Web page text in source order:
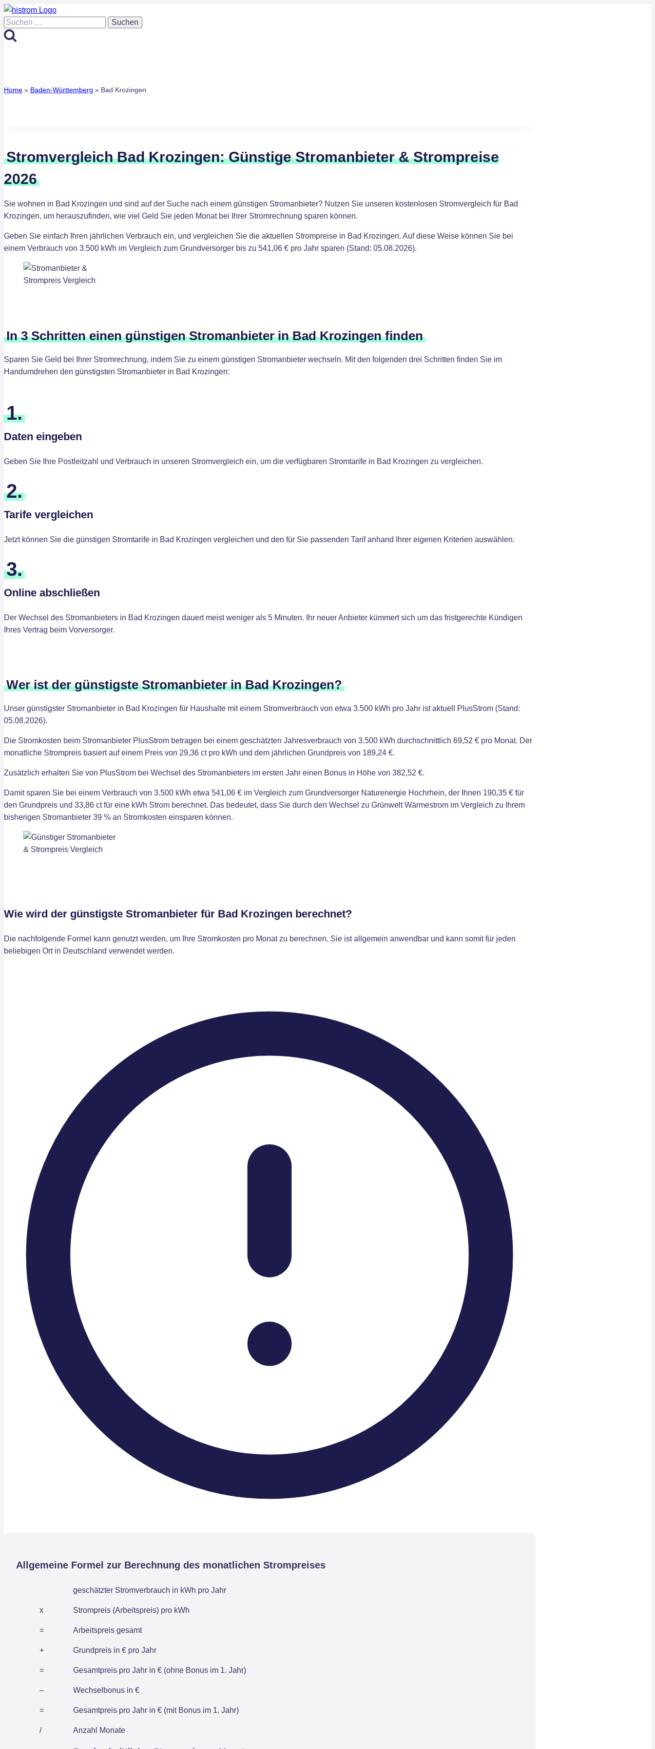
Zum
Inhalt
springen
Suchen
nach:
Home » Baden-Württemberg » Bad Krozingen
Stromvergleich Bad Krozingen: Günstige Stromanbieter & Strompreise
2026
Sie wohnen in Bad Krozingen und sind auf der Suche nach einem günstigen Stromanbieter? Nutzen Sie unseren kostenlosen Stromvergleich für Bad
Krozingen, um herauszufinden, wie viel Geld Sie jeden Monat bei Ihrer Stromrechnung sparen können.
Geben Sie einfach Ihren jährlichen Verbrauch ein, und vergleichen Sie die aktuellen Strompreise in Bad Krozingen. Auf diese Weise können Sie bei
einem Verbrauch von 3.500 kWh im Vergleich zum Grundversorger bis zu 541,06 € pro Jahr sparen (Stand: 05.08.2026).
In 3 Schritten einen günstigen Stromanbieter in Bad Krozingen finden
Sparen Sie Geld bei Ihrer Stromrechnung, indem Sie zu einem günstigen Stromanbieter wechseln. Mit den folgenden drei Schritten finden Sie im
Handumdrehen den günstigsten Stromanbieter in Bad Krozingen:
1.
Daten eingeben
Geben Sie Ihre Postleitzahl und Verbrauch in unseren Stromvergleich ein, um die verfügbaren Stromtarife in Bad Krozingen zu vergleichen.
2.
Tarife vergleichen
Jetzt können Sie die günstigen Stromtarife in Bad Krozingen vergleichen und den für Sie passenden Tarif anhand Ihrer eigenen Kriterien auswählen.
3.
Online abschließen
Der Wechsel des Stromanbieters in Bad Krozingen dauert meist weniger als 5 Minuten. Ihr neuer Anbieter kümmert sich um das fristgerechte Kündigen
Ihres Vertrag beim Vorversorger.
Wer ist der günstigste Stromanbieter in Bad Krozingen?
Unser günstigster Stromanbieter in Bad Krozingen für Haushalte mit einem Stromverbrauch von etwa 3.500 kWh pro Jahr ist aktuell PlusStrom (Stand:
05.08.2026).
Die Stromkosten beim Stromanbieter PlusStrom betragen bei einem geschätzten Jahresverbrauch von 3.500 kWh durchschnittlich 69,52 € pro Monat. Der
monatliche Strompreis basiert auf einem Preis von 29,36 ct pro kWh und dem jährlichen Grundpreis von 189,24 €.
Zusätzlich erhalten Sie von PlusStrom bei Wechsel des Stromanbieters im ersten Jahr einen Bonus in Höhe von 382,52 €.
Damit sparen Sie bei einem Verbrauch von 3.500 kWh etwa 541,06 € im Vergleich zum Grundversorger Naturenergie Hochrhein, der Ihnen 190,35 € für
den Grundpreis und 33,86 ct für eine kWh Strom berechnet. Das bedeutet, dass Sie durch den Wechsel zu Grünwelt Wärmestrom im Vergleich zu Ihrem
bisherigen Stromanbieter 39 % an Stromkosten einsparen können.
Wie wird der günstigste Stromanbieter für Bad Krozingen berechnet?
Die nachfolgende Formel kann genutzt werden, um Ihre Stromkosten pro Monat zu berechnen. Sie ist allgemein anwendbar und kann somit für jeden
beliebigen Ort in Deutschland verwendet werden.
Allgemeine Formel zur Berechnung des monatlichen Strompreises
geschätzter Stromverbrauch in kWh pro Jahr
x Strompreis (Arbeitspreis) pro kWh
= Arbeitspreis gesamt
+ Grundpreis in € pro Jahr
= Gesamtpreis pro Jahr in € (ohne Bonus im 1. Jahr)
– Wechselbonus in €
= Gesamtpreis pro Jahr in € (mit Bonus im 1. Jahr)
/ Anzahl Monate